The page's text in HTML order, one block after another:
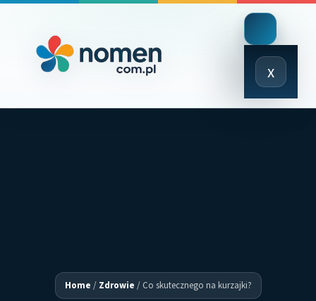
x
Close
Menu
Home / Zdrowie / Co skutecznego na kurzajki?